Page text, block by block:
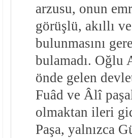
arzusu, onun
görüşlü, akıllı
bulunmasını
bulamadı. Oğlu
önde gelen
Fuâd ve Âlî
olmaktan ileri
Paşa, yalnızca